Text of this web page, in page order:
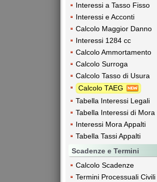
Interessi a Tasso Fisso
Interessi e Acconti
Calcolo Maggior Danno
Interessi 1284 cc
Calcolo Ammortamento
Calcolo Surroga
Calcolo Tasso di Usura
Calcolo TAEG
Tabella Interessi Legali
Tabella Interessi di Mora
Interessi Mora Appalti
Tabella Tassi Appalti
Scadenze e Termini
Calcolo Scadenze
Termini Processuali Civili